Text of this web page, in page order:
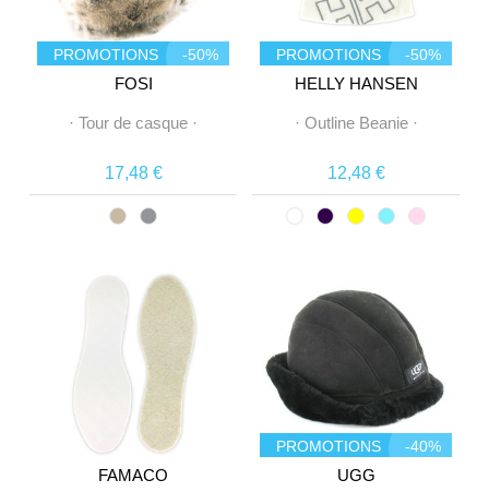
PROMOTIONS -50%
FOSI
· Tour de casque ·
17,48 €
PROMOTIONS -50%
HELLY HANSEN
· Outline Beanie·
12,48 €
FAMACO
PROMOTIONS -40%
UGG